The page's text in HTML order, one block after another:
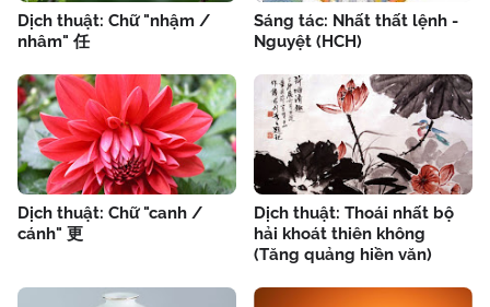
Dịch thuật: Chữ "nhậm /
nhâm" 任
Sáng tác: Nhất thất lệnh -
Nguyệt (HCH)
Dịch thuật: Chữ "canh /
cánh" 更
Dịch thuật: Thoái nhất bộ
hải khoát thiên không
(Tăng quảng hiền văn)